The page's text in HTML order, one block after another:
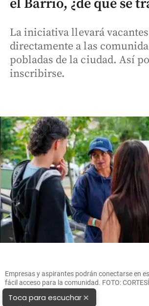
el Barrio, ¿de qué se
La iniciativa llevará
directamente a las
pobladas de la ciudad. Así
inscribirse.
Empresas y aspirantes podrán conectarse en
fácil acceso para la comunidad. FOTO:
Toca para escuchar×